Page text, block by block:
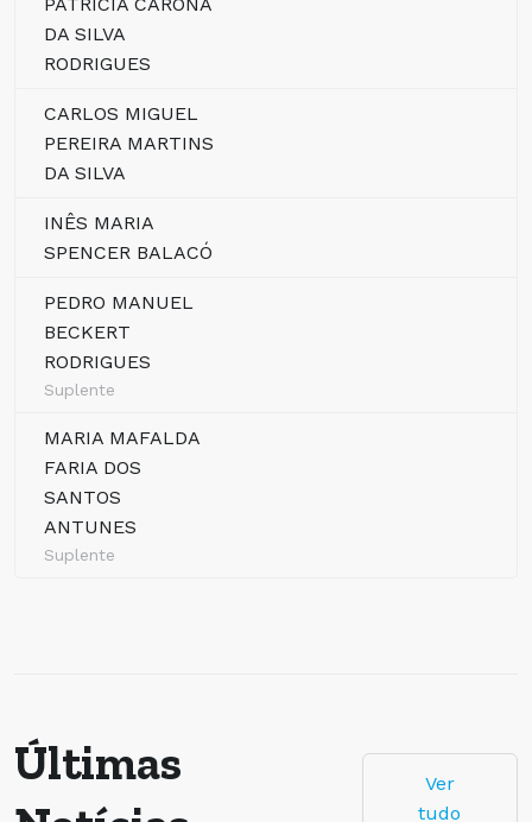
DA SILVA
RODRIGUES
CARLOS MIGUEL
PEREIRA MARTINS
DA SILVA
INÊS MARIA
SPENCER BALACÓ
PEDRO MANUEL
BECKERT
RODRIGUES
Suplente
MARIA MAFALDA
FARIA DOS
SANTOS
ANTUNES
Suplente
Últimas
Ver
tudo